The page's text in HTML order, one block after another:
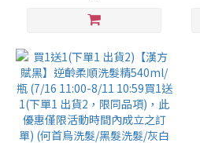
｜美吾髮『可海外配送』